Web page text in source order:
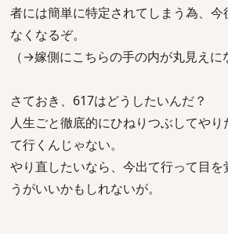
者には簡単に特定されてしまう為、
なくなるぞ。
（→嫁側にこちらの手の内が丸見えに
さておき、617はどうしたいんだ？
人生ごと徹底的にひねりつぶしてや
て行くんじゃない。
やり直したいなら、今出て行って目
うがいいかもしれないが。